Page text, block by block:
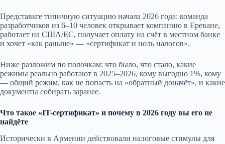
Представьте типичную ситуацию начала 2026 года: команда
разработчиков из 6–10 человек открывает компанию в Ереване,
работает на США/ЕС, получает оплату на счёт в местном банке
и хочет «как раньше» — «сертификат и ноль налогов».
Ниже разложим по полочкам: что было, что стало, какие
режимы реально работают в 2025–2026, кому выгодно 1%, кому
— общий режим, как не попасть на «обратный доначёт», и какие
документы собирать заранее.
Что такое «IT-сертификат» и почему в 2026 году вы его не
найдёте
Исторически в Армении действовали налоговые стимулы для